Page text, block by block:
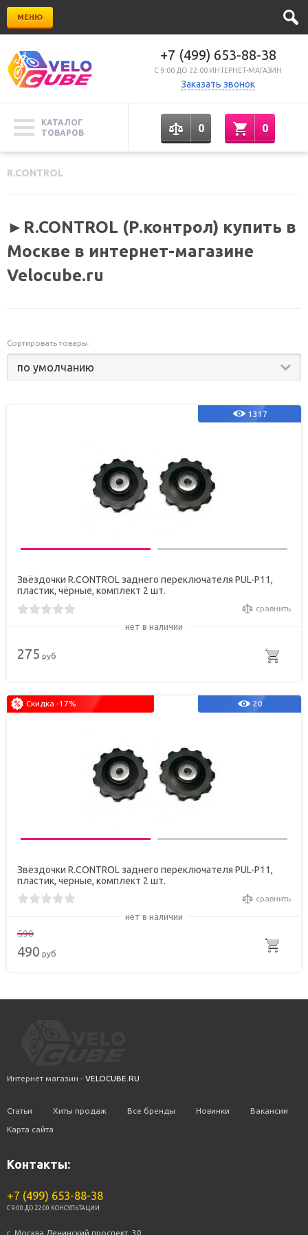
МЕНЮ
+7 (499) 653-88-38
C 9:00 ДО 22:00 ИНТЕРНЕТ-МАГАЗИН
Заказать звонок
КАТАЛОГ
ТОВАРОВ
0 0
R.CONTROL
►R.CONTROL (Р.контрол) купить в
Москве в интернет-магазине
Velocube.ru
Сортировать товары:
1317
Звёздочки R.CONTROL заднего переключателя PUL-P11,
пластик, чёрные, комплект 2 шт.
сравнить
нет в наличии
275 руб
20
Скидка -17%
Звёздочки R.CONTROL заднего переключателя PUL-P11,
пластик, чёрные, комплект 2 шт.
сравнить
нет в наличии
590
490 руб
Интернет магазин - VELOCUBE.RU
Статьи Хиты продаж Все бренды Новинки Вакансии
Карта сайта
Контакты:
+7 (499) 653-88-38
C 9:00 ДО 22:00 КОНСУЛЬТАЦИИ
г. Москва Ленинский проспект, 30